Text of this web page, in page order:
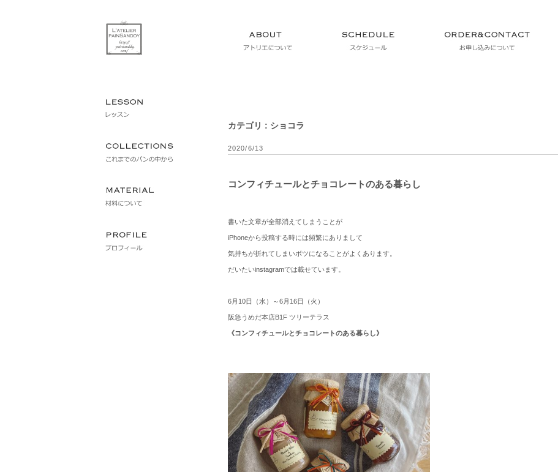
カテゴリ : ショコラ
2020/6/13
コンフィチュールとチョコレートのある暮らし
書いた文章が全部消えてしまうことが
iPhoneから投稿する時には頻繁にありまして
気持ちが折れてしまいボツになることがよくあります。
だいたいinstagramでは載せています。
6月10日（水）～6月16日（火）
阪急うめだ本店B1F ツリーテラス
《コンフィチュールとチョコレートのある暮らし》